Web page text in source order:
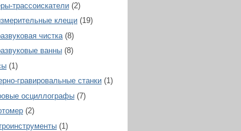
трассоискатели (2)
клещи (19)
чистка (8)
ванны (8)
(1)
гравировальные станки (1)
осциллографы (7)
(2)
(1)